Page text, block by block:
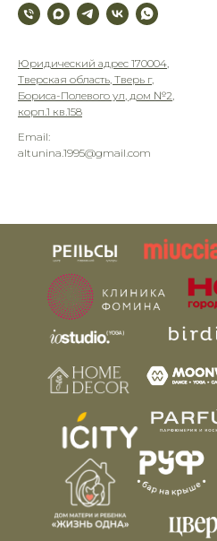
Юридический адрес 170004,
Тверская область, Тверь г,
Бориса-Полевого ул, дом №2,
корп.1 кв.158
Email:
altunina.1995@gmail.com